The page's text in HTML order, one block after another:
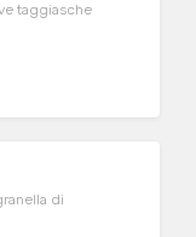
taggiasche
di